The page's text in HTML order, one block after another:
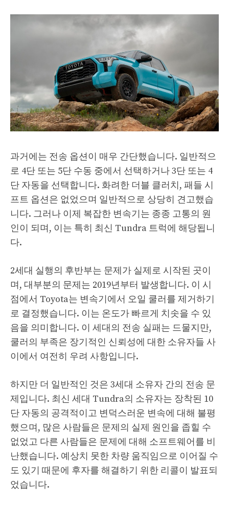
과거에는 전송 옵션이 매우 간단했습니다. 일반적으
로 4단 또는 5단 수동 중에서 선택하거나 3단 또는 4
단 자동을 선택합니다. 화려한 더블 클러치, 패들 시
프트 옵션은 없었으며 일반적으로 상당히 견고했습
니다. 그러나 이제 복잡한 변속기는 종종 고통의 원
인이 되며, 이는 특히 최신 Tundra 트럭에 해당됩니
다.
2세대 실행의 후반부는 문제가 실제로 시작된 곳이
며, 대부분의 문제는 2019년부터 발생합니다. 이 시
점에서 Toyota는 변속기에서 오일 쿨러를 제거하기
로 결정했습니다. 이는 온도가 빠르게 치솟을 수 있
음을 의미합니다. 이 세대의 전송 실패는 드물지만,
쿨러의 부족은 장기적인 신뢰성에 대한 소유자들 사
이에서 여전히 우려 사항입니다.
하지만 더 일반적인 것은 3세대 소유자 간의 전송 문
제입니다. 최신 세대 Tundra의 소유자는 장착된 10
단 자동의 공격적이고 변덕스러운 변속에 대해 불평
했으며, 많은 사람들은 문제의 실제 원인을 좁힐 수
없었고 다른 사람들은 문제에 대해 소프트웨어를 비
난했습니다. 예상치 못한 차량 움직임으로 이어질 수
도 있기 때문에 후자를 해결하기 위한 리콜이 발표되
었습니다.